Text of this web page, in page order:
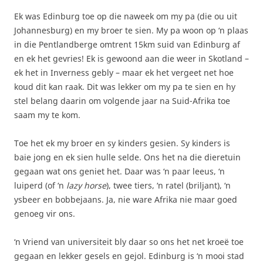
Ek was Edinburg toe op die naweek om my pa (die ou uit
Johannesburg) en my broer te sien. My pa woon op ‘n plaas
in die Pentlandberge omtrent 15km suid van Edinburg af
en ek het gevries! Ek is gewoond aan die weer in Skotland –
ek het in Inverness gebly – maar ek het vergeet net hoe
koud dit kan raak. Dit was lekker om my pa te sien en hy
stel belang daarin om volgende jaar na Suid-Afrika toe
saam my te kom.
Toe het ek my broer en sy kinders gesien. Sy kinders is
baie jong en ek sien hulle selde. Ons het na die dieretuin
gegaan wat ons geniet het. Daar was ‘n paar leeus, ‘n
luiperd (of ‘n lazy horse), twee tiers, ‘n ratel (briljant), ‘n
ysbeer en bobbejaans. Ja, nie ware Afrika nie maar goed
genoeg vir ons.
‘n Vriend van universiteit bly daar so ons het net kroeë toe
gegaan en lekker gesels en gejol. Edinburg is ‘n mooi stad